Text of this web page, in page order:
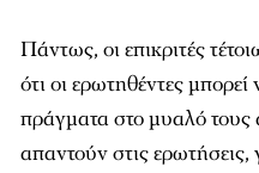
Πάντως, οι επικριτές
ότι οι ερωτηθέντες
πράγματα στο μυαλό τους
απαντούν στις ερωτήσεις,